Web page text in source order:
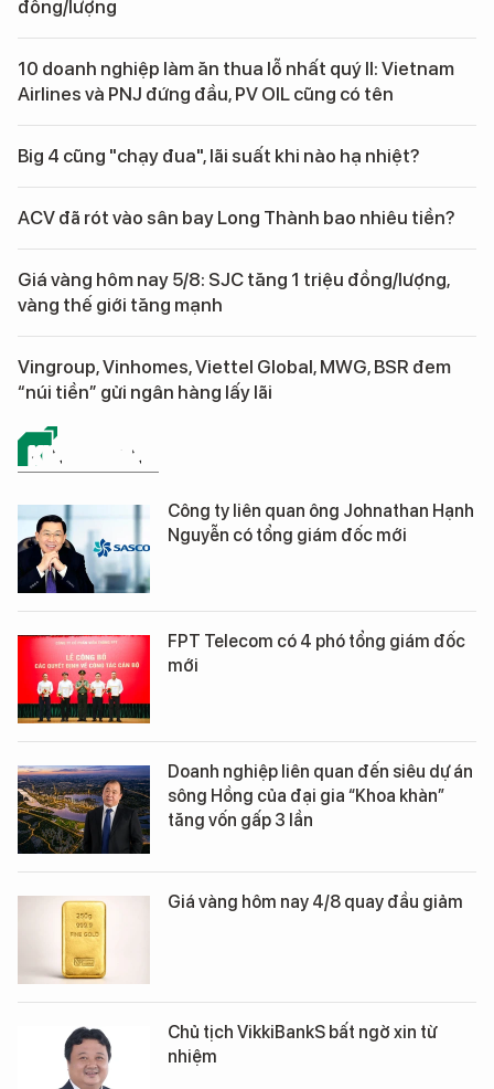
đồng/lượng
10 doanh nghiệp làm ăn thua lỗ nhất quý II: Vietnam
Airlines và PNJ đứng đầu, PV OIL cũng có tên
Big 4 cũng "chạy đua", lãi suất khi nào hạ nhiệt?
ACV đã rót vào sân bay Long Thành bao nhiêu tiền?
Giá vàng hôm nay 5/8: SJC tăng 1 triệu đồng/lượng,
vàng thế giới tăng mạnh
Vingroup, Vinhomes, Viettel Global, MWG, BSR đem
“núi tiền” gửi ngân hàng lấy lãi
KINH DOANH
Công ty liên quan ông Johnathan Hạnh
Nguyễn có tổng giám đốc mới
FPT Telecom có 4 phó tổng giám đốc
mới
Doanh nghiệp liên quan đến siêu dự án
sông Hồng của đại gia “Khoa khàn”
tăng vốn gấp 3 lần
Giá vàng hôm nay 4/8 quay đầu giảm
Chủ tịch VikkiBankS bất ngờ xin từ
nhiệm